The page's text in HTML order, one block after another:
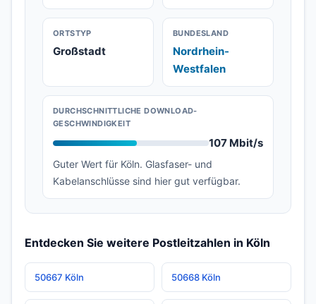
ORTSTYP
Großstadt
BUNDESLAND
Nordrhein-
Westfalen
DURCHSCHNITTLICHE DOWNLOAD-
GESCHWINDIGKEIT
107 Mbit/s
Guter Wert für Köln. Glasfaser- und
Kabelanschlüsse sind hier gut verfügbar.
Entdecken Sie weitere Postleitzahlen in Köln
50667 Köln 50668 Köln